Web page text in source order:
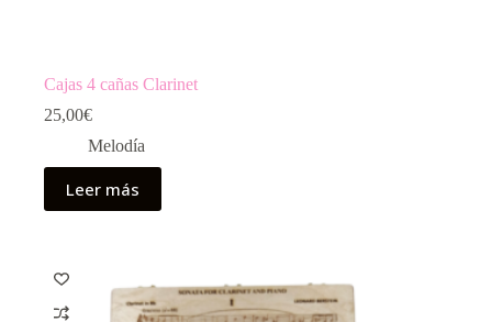
Cajas 4 cañas Clarinet
25,00€
Melodía
Leer más